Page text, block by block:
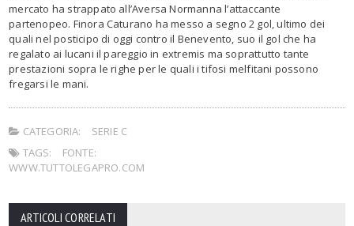
mercato ha strappato all’Aversa Normanna l’attaccante
partenopeo. Finora Caturano ha messo a segno 2 gol, ultimo dei
quali nel posticipo di oggi contro il Benevento, suo il gol che ha
regalato ai lucani il pareggio in extremis ma soprattutto tante
prestazioni sopra le righe per le quali i tifosi melfitani possono
fregarsi le mani.
CATEGORIA:
SERIE C
TAGS:
FONTE:
WWW.TUTTOLEGAPRO.COM
ARTICOLI CORRELATI